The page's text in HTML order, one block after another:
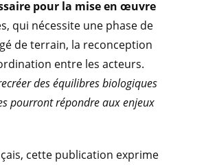
pour la mise en œuvre
qui nécessite une phase de
de terrain, la reconception
entre les acteurs.
des équilibres biologiques
pourront répondre aux enjeux
cette publication exprime